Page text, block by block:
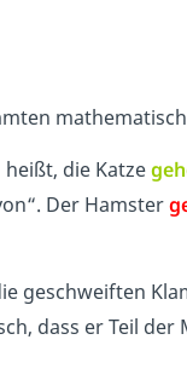
die Katze
Der Hamster
geschweiften
dass er Teil der